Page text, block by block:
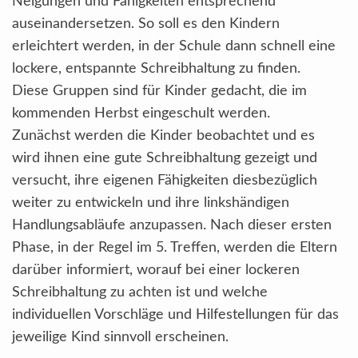
auseinandersetzen. So soll es den Kindern
erleichtert werden, in der Schule dann schnell eine
lockere, entspannte Schreibhaltung zu finden.
Diese Gruppen sind für Kinder gedacht, die im
kommenden Herbst eingeschult werden.
Zunächst werden die Kinder beobachtet und es
wird ihnen eine gute Schreibhaltung gezeigt und
versucht, ihre eigenen Fähigkeiten diesbezüglich
weiter zu entwickeln und ihre linkshändigen
Handlungsabläufe anzupassen. Nach dieser ersten
Phase, in der Regel im 5. Treffen, werden die Eltern
darüber informiert, worauf bei einer lockeren
Schreibhaltung zu achten ist und welche
individuellen Vorschläge und Hilfestellungen für das
jeweilige Kind sinnvoll erscheinen.